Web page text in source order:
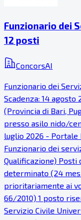
Funzionario dei
12 posti
ConcorsAI
Funzionario dei
Scadenza: 14 agosto
(Provincia di Bari,
presso asilo nido/
luglio 2026 - Portale
Funzionario dei
Qualificazione) Posti
determinato (24
prioritariamente ai
66/2010) 1 posto
Servizio Civile